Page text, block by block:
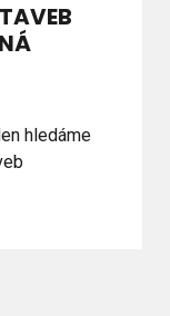
hledáme
hledáme